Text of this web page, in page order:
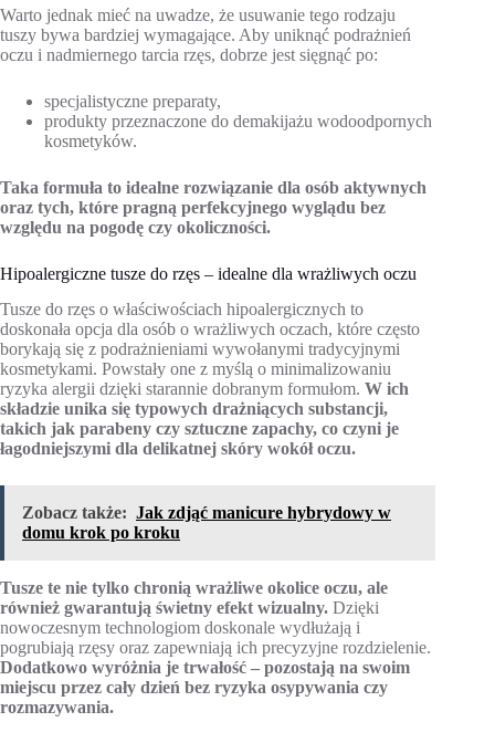
Warto jednak mieć na uwadze, że usuwanie tego rodzaju
tuszy bywa bardziej wymagające. Aby uniknąć podrażnień
oczu i nadmiernego tarcia rzęs, dobrze jest sięgnąć po:
specjalistyczne preparaty,
produkty przeznaczone do demakijażu wodoodpornych
kosmetyków.
Taka formuła to idealne rozwiązanie dla osób aktywnych
oraz tych, które pragną perfekcyjnego wyglądu bez
względu na pogodę czy okoliczności.
Hipoalergiczne tusze do rzęs – idealne dla wrażliwych oczu
Tusze do rzęs o właściwościach hipoalergicznych to
doskonała opcja dla osób o wrażliwych oczach, które często
borykają się z podrażnieniami wywołanymi tradycyjnymi
kosmetykami. Powstały one z myślą o minimalizowaniu
ryzyka alergii dzięki starannie dobranym formułom. W ich
składzie unika się typowych drażniących substancji,
takich jak parabeny czy sztuczne zapachy, co czyni je
łagodniejszymi dla delikatnej skóry wokół oczu.
Zobacz także: Jak zdjąć manicure hybrydowy w
domu krok po kroku
Tusze te nie tylko chronią wrażliwe okolice oczu, ale
również gwarantują świetny efekt wizualny. Dzięki
nowoczesnym technologiom doskonale wydłużają i
pogrubiają rzęsy oraz zapewniają ich precyzyjne rozdzielenie.
Dodatkowo wyróżnia je trwałość – pozostają na swoim
miejscu przez cały dzień bez ryzyka osypywania czy
rozmazywania.